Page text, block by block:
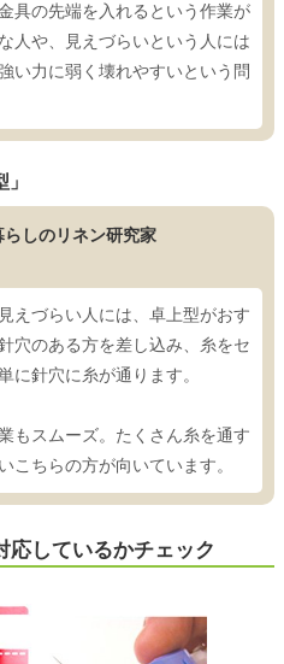
具の先端を入れるという作業が
人や、見えづらいという人には
い力に弱く壊れやすいという問
しのリネン研究家
えづらい人には、卓上型がおす
穴のある方を差し込み、糸をセ
に針穴に糸が通ります。
もスムーズ。たくさん糸を通す
こちらの方が向いています。
応しているかチェック